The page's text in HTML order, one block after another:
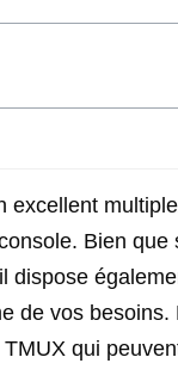
excellent
Bien
dispose
de vos
qui